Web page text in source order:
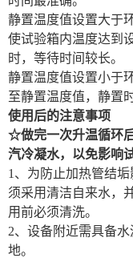
静置温度值设置大于
使试验箱内温度达到
时，等待时间较长。
静置温度值设置小于
至静置温度值，静置
使用后的注意事项
☆做完一次升温循环
汽冷凝水，以免影响
1、为防止加热管结
须采用清洁自来水，
用前必须清洗。
2、设备附近需具备
地。